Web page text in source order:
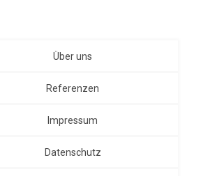
Über uns
Referenzen
Impressum
Datenschutz